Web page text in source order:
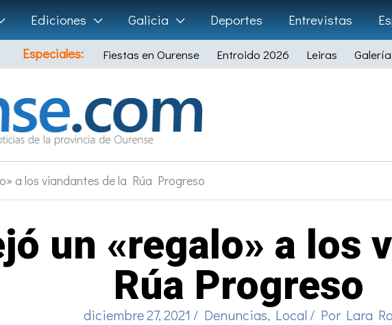
Ediciones Galicia Deportes Entrevistas
Especiales:
Fiestas en Ourense Entroido 2026 Leiras
a los viandantes de la Rúa Progreso
un «regalo» a los
Rúa Progreso
diciembre 27, 2021 / Denuncias, Local / Por Lara